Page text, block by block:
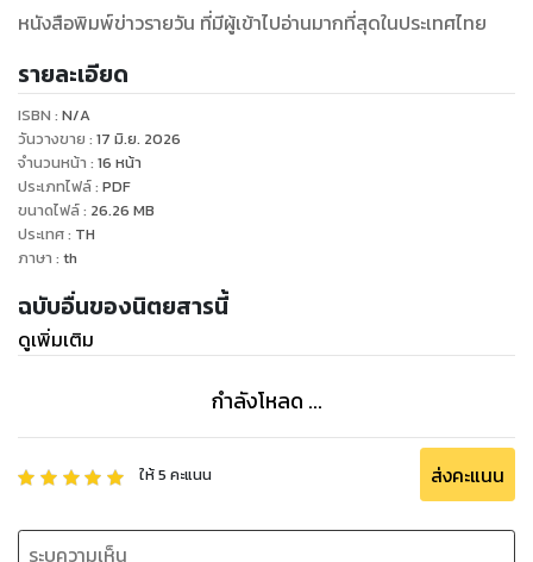
หนังสือพิมพ์ข่าวรายวัน ที่มีผู้เข้าไปอ่านมากที่สุดในประเทศไทย
รายละเอียด
ISBN : N/A
วันวางขาย : 17 มิ.ย. 2026
จำนวนหน้า : 16 หน้า
ประเภทไฟล์: PDF
ขนาดไฟล์: 26.26 MB
ประเทศ: TH
ภาษา : th
ฉบับอื่นของนิตยสารนี้
ดูเพิ่มเติม
กำลังโหลด ...
ให้5 คะแนน ส่งคะแนน